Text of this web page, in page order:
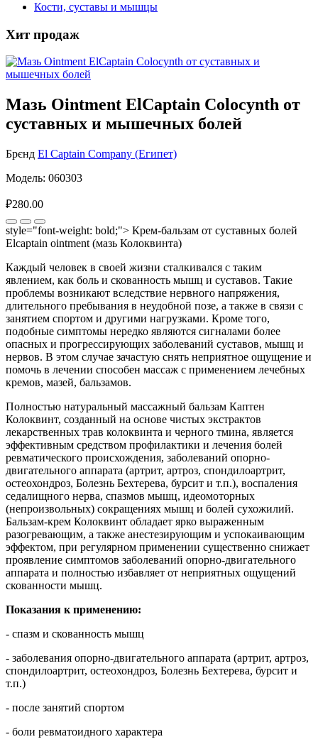
Кости, суставы и мышцы
Хит продаж
Мазь Ointment ElCaptain Colocynth от
суставных и мышечных болей
Брєнд El Captain Company (Египет)
Модель: 060303
₽280.00
style="font-weight: bold;"> Крем-бальзам от суставных болей
Elcaptain ointment (мазь Колоквинта)
Каждый человек в своей жизни сталкивался с таким
явлением, как боль и скованность мышц и суставов. Такие
проблемы возникают вследствие нервного напряжения,
длительного пребывания в неудобной позе, а также в связи с
занятием спортом и другими нагрузками. Кроме того,
подобные симптомы нередко являются сигналами более
опасных и прогрессирующих заболеваний суставов, мышц и
нервов. В этом случае зачастую снять неприятное ощущение и
помочь в лечении способен массаж с применением лечебных
кремов, мазей, бальзамов.
Полностью натуральный массажный бальзам Каптен
Колоквинт, созданный на основе чистых экстрактов
лекарственных трав колоквинта и черного тмина, является
эффективным средством профилактики и лечения болей
ревматического происхождения, заболеваний опорно-
двигательного аппарата (артрит, артроз, спондилоартрит,
остеохондроз, Болезнь Бехтерева, бурсит и т.п.), воспаления
седалищного нерва, спазмов мышц, идеомоторных
(непроизвольных) сокращениях мышц и болей сухожилий.
Бальзам-крем Колоквинт обладает ярко выраженным
разогревающим, а также анестезирующим и успокаивающим
эффектом, при регулярном применении существенно снижает
проявление симптомов заболеваний опорно-двигательного
аппарата и полностью избавляет от неприятных ощущений
скованности мышц.
Показания к применению:
- спазм и скованность мышц
- заболевания опорно-двигательного аппарата (артрит, артроз,
спондилоартрит, остеохондроз, Болезнь Бехтерева, бурсит и
т.п.)
- после занятий спортом
- боли ревматоидного характера